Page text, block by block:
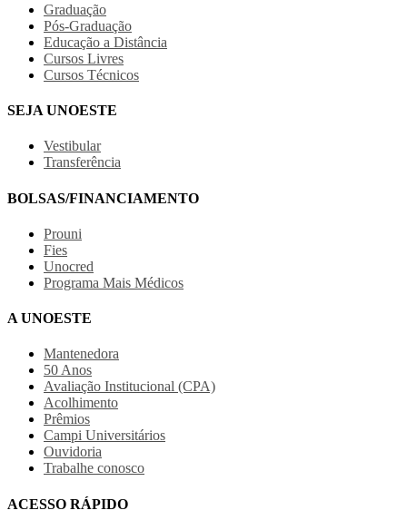
Graduação
Pós-Graduação
Educação a Distância
Cursos Livres
Cursos Técnicos
SEJA UNOESTE
Vestibular
Transferência
BOLSAS/FINANCIAMENTO
Prouni
Fies
Unocred
Programa Mais Médicos
A UNOESTE
Mantenedora
50 Anos
Avaliação Institucional (CPA)
Acolhimento
Prêmios
Campi Universitários
Ouvidoria
Trabalhe conosco
ACESSO RÁPIDO